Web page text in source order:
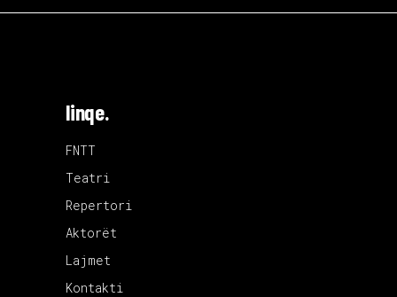
linqe.
FNTT
Teatri
Repertori
Aktorët
Lajmet
Kontakti